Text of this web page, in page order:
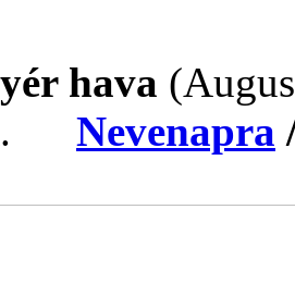
hava
Nevenapra